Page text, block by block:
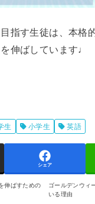
指す生徒は、本格
伸ばしています♩
生 小学生 英語
シェア
伸ばすための
ゴールデンウィ
いる理由